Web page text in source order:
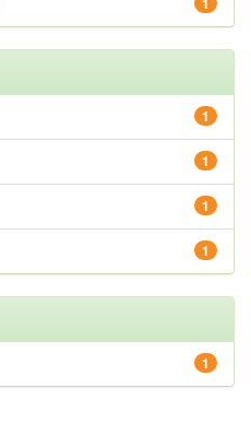
1
1
1
1
1